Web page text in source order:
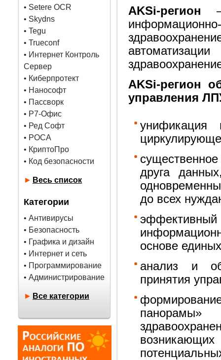
• Setere OCR
• Skydns
• Tegu
• Trueconf
• Интернет Контроль
Сервер
• Киберпротект
• Нанософт
• Пассворк
• Р7-Офис
• Ред Софт
• РОСА
• КриптоПро
• Код безопасности
► Весь список
Категории
• Антивирусы
• Безопасность
• Графика и дизайн
• Интернет и сеть
• Программирование
• Администрирование
► Все категории
AKSi-регион
AKSi-регион
управления
унификация
друга
до всех
основе
анализ и
принятия
панорамы»